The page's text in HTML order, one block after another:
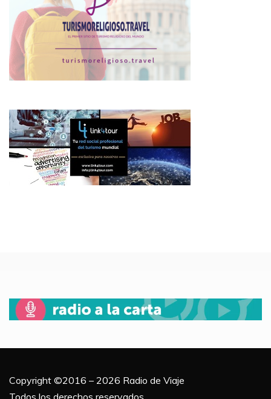
Copyright ©2016 – 2026 Radio de Viaje
Todos los derechos reservados